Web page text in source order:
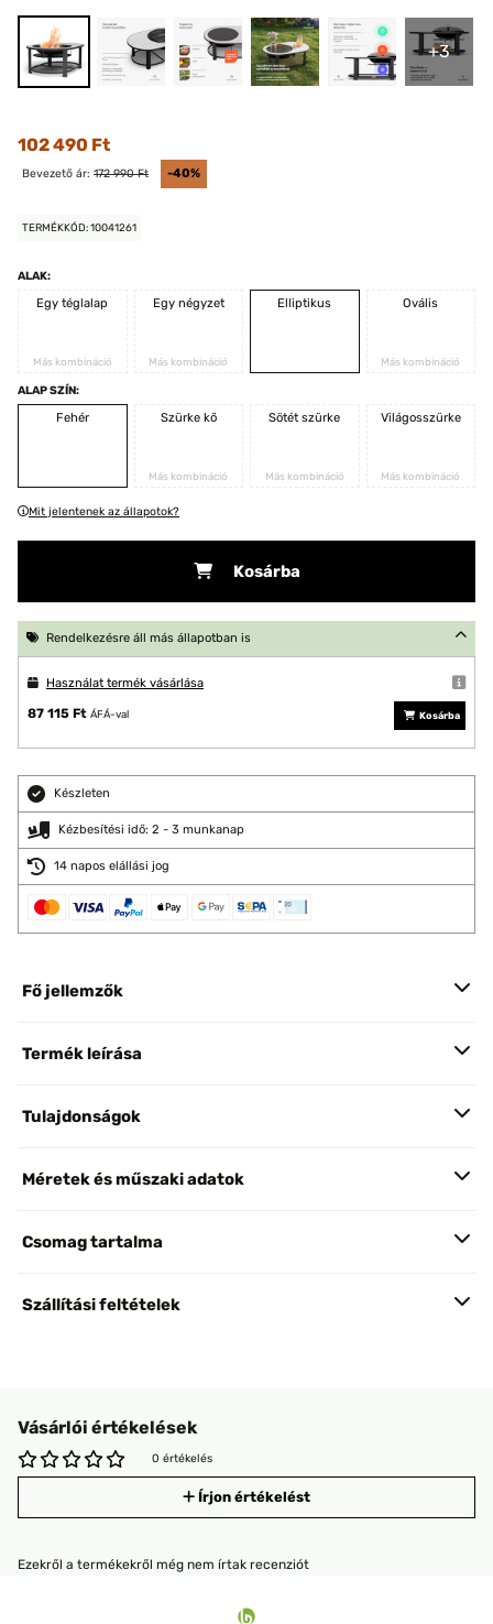
+3
102 490 Ft
Bevezető ár: 172 990 Ft -40%
TERMÉKKÓD: 10041261
ALAK:
Egy téglalap
Más kombináció
Egy négyzet
Más kombináció
Elliptikus Ovális
Más kombináció
ALAP SZÍN:
Fehér
Szürke kő
Más kombináció
Sötét szürke
Más kombináció
Világosszürke
Más kombináció
Mit jelentenek az állapotok?
Kosárba
Rendelkezésre áll más állapotban is
Használat termék vásárlása
87 115 Ft ÁFÁ-val Kosárba
Készleten
Kézbesítési idő: 2 - 3 munkanap
14 napos elállási jog
Fő jellemzők
Termék leírása
Tulajdonságok
Méretek és műszaki adatok
Csomag tartalma
Szállítási feltételek
Vásárlói értékelések
0 értékelés
Írjon értékelést
Ezekről a termékekről még nem írtak recenziót